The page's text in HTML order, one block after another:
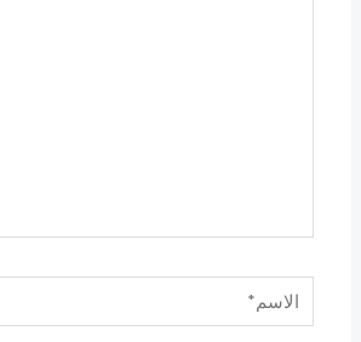
الاسم*